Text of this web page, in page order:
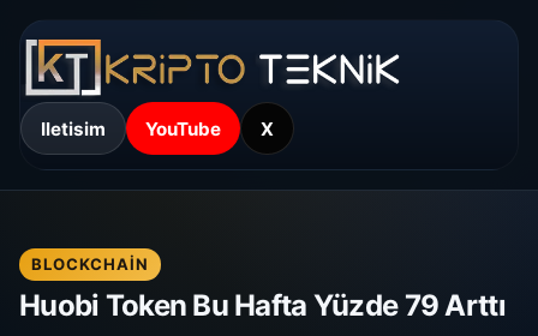
Iletisim YouTube X
BLOCKCHAIN
Huobi Token Bu Hafta Yüzde 79 Arttı